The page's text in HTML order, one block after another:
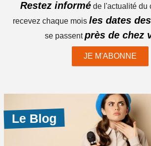
Restez informéde l'actualité du
recevez chaque mois les dates
se passentprès de chez
JE M'ABONNE
Le Blog